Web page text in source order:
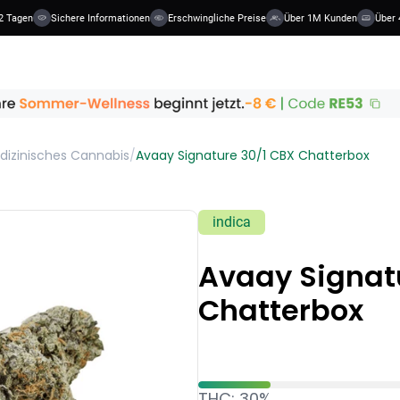
Sichere Informationen Erschwingliche Preise Über 1M Kunden Über
Cannabis/Avaay Signature 30/1 CBX Chatterbox
indica
Avaay
Chatterbox